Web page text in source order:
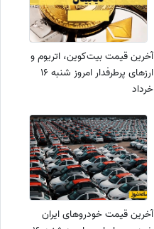
آخرین قیمت بیت‌‌کوین، اتریوم و
ارزهای پرطرفدار امروز شنبه 16
خرداد
آخرین قیمت خودروهای ایران‌